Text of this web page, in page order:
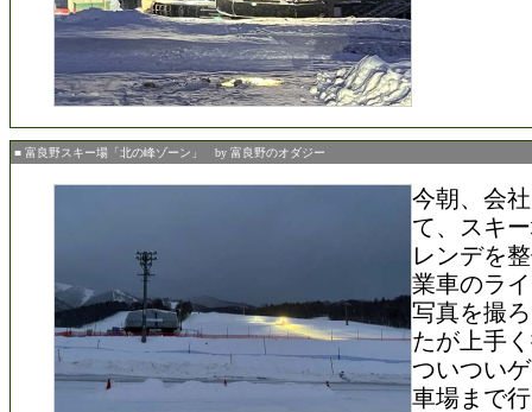
■ 富良野スキー場「北の峰ゾーン」 by 富良野のオダジー
今朝、会
て、スキ
レンデを
業車のラ
写真を撮
たが上手
ついつい
車場まで